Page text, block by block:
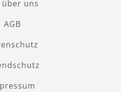
uns
AGB